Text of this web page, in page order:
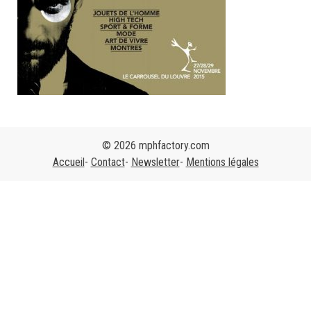
© 2026 mphfactory.com
Accueil Contact Newsletter Mentions légales